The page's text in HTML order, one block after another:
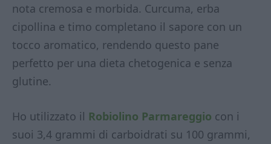
nota cremosa e morbida. Curcuma, erba
cipollina e timo completano il sapore con un
tocco aromatico, rendendo questo pane
perfetto per una dieta chetogenica e senza
glutine.
Ho utilizzato il Robiolino Parmareggio con i
suoi 3,4 grammi di carboidrati su 100 grammi,